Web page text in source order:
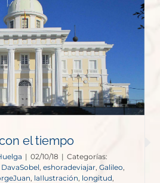
el tiempo
| 02/10/18 | Categorías:
DavaSobel eshoradeviajar, Galileo
laIlustración longitud